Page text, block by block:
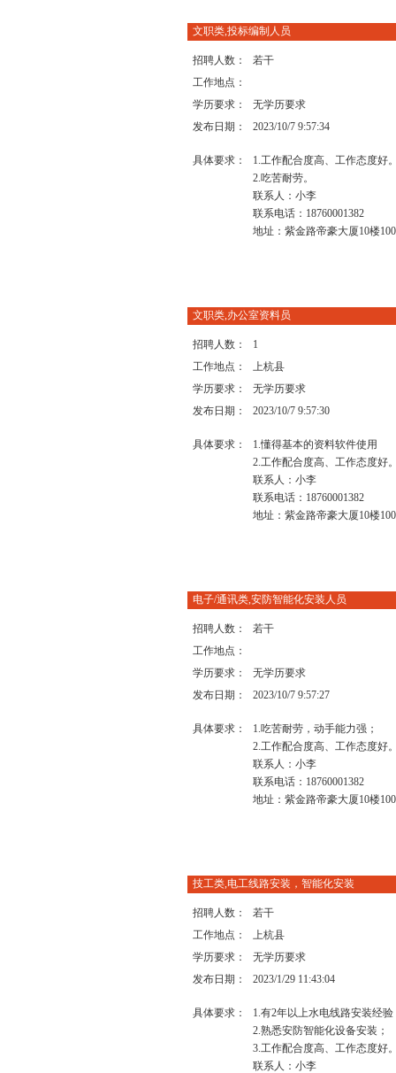
文职类,投标编制人员
招聘人数：
若干
工作地点：
学历要求：
无学历要求
发布日期：
2023/10/7 9:57:34
具体要求：
1.工作配合度高、工作态度好
2.吃苦耐劳。
联系人：小李
联系电话：18760001382
地址：紫金路帝豪大厦10楼
文职类,办公室资料员
招聘人数：
1
工作地点：
上杭县
学历要求：
无学历要求
发布日期：
2023/10/7 9:57:30
具体要求：
1.懂得基本的资料软件使用
2.工作配合度高、工作态度好
联系人：小李
联系电话：18760001382
地址：紫金路帝豪大厦10楼
电子/通讯类,安防智能化安装人员
招聘人数：
若干
工作地点：
学历要求：
无学历要求
发布日期：
2023/10/7 9:57:27
具体要求：
1.吃苦耐劳，动手能力强；
2.工作配合度高、工作态度好
联系人：小李
联系电话：18760001382
地址：紫金路帝豪大厦10楼
技工类,电工线路安装，智能化安装
招聘人数：
若干
工作地点：
上杭县
学历要求：
无学历要求
发布日期：
2023/1/29 11:43:04
具体要求：
1.有2年以上水电线路安装经
2.熟悉安防智能化设备安装；
3.工作配合度高、工作态度好
联系人：小李